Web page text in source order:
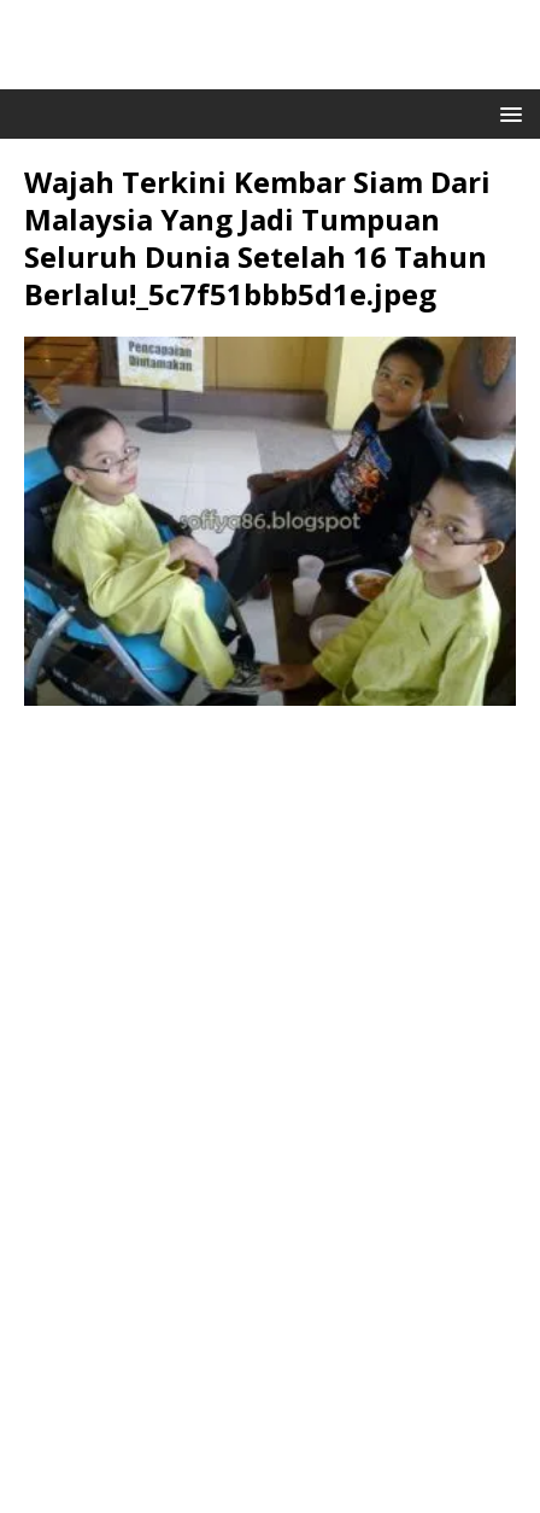
Wajah Terkini Kembar Siam Dari
Malaysia Yang Jadi Tumpuan
Seluruh Dunia Setelah 16 Tahun
Berlalu!_5c7f51bbb5d1e.jpeg